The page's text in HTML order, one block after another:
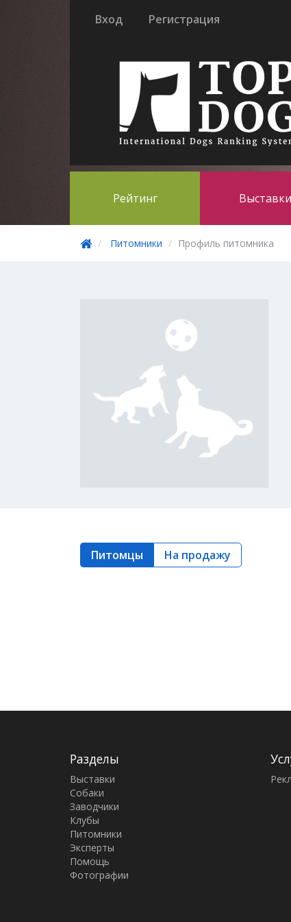
Вход Регистрация
Рейтинг Выставки
Питомники Профиль питомника
Питомцы На продажу
Разделы
Выставки
Собаки
Заводчики
Клубы
Питомники
Эксперты
Помощь
Фотографии